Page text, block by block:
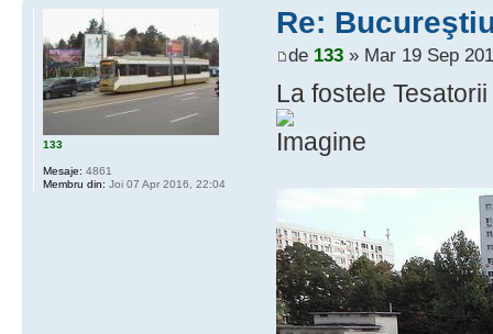
Re:
de 133» Mar 19 Sep
La fostele
133
Mesaje: 4861
Membru din: Joi 07 Apr 2016, 22:04